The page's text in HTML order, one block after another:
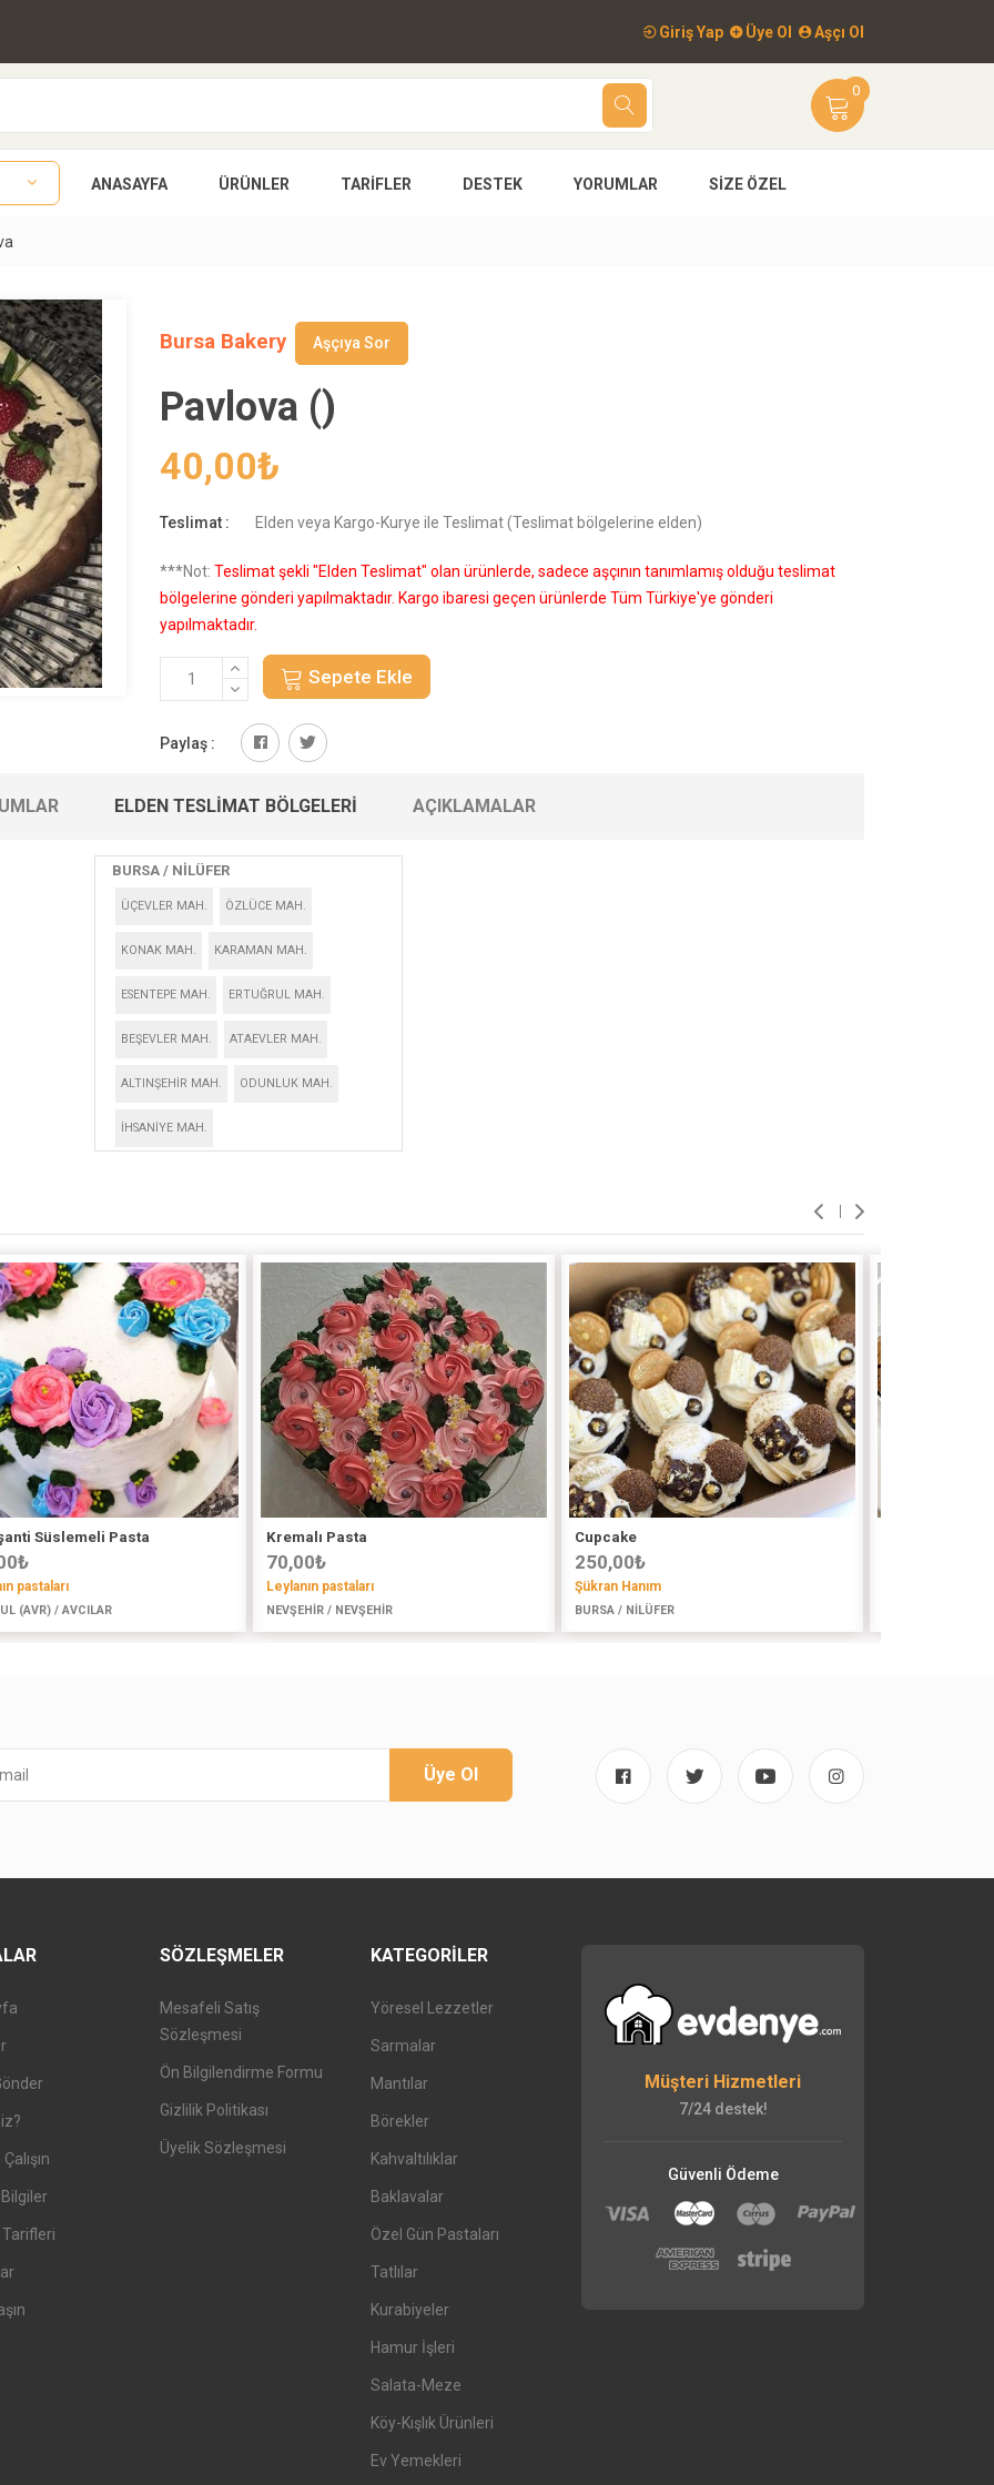
Giriş Yap Üye Ol Aşçı Ol
0
ANASAYFA ÜRÜNLER TARIFLER DESTEK YORUMLAR SIZE ÖZEL
Bursa Bakery Aşçıya Sor
Pavlova ()
40,00₺
Teslimat : Elden veya Kargo-Kurye ile Teslimat (Teslimat bölgelerine elden)
***Not: Teslimat şekli "Elden Teslimat" olan ürünlerde, sadece aşçının tanımlamış olduğu teslimat
bölgelerine gönderi yapılmaktadır. Kargo ibaresi geçen ürünlerde Tüm Türkiye'ye gönderi
yapılmaktadır.
Sepete Ekle
Paylaş :
ELDEN TESLIMAT BÖLGELERI AÇIKLAMALAR
BURSA / NİLÜFER
ÜÇEVLER MAH. ÖZLÜCE MAH.
KONAK MAH. KARAMAN MAH.
ESENTEPE MAH. ERTUĞRUL MAH.
BEŞEVLER MAH. ATAEVLER MAH.
ALTINŞEHİR MAH. ODUNLUK MAH.
İHSANİYE MAH.
Süslemeli Pasta
₺
pastaları
(AVR) / AVCILAR
Kremalı Pasta
70,00₺
Leylanın pastaları
NEVŞEHİR / NEVŞEHİR
Cupcake
250,00₺
Şükran Hanım
BURSA / NİLÜFER
Üye Ol
Bilgiler
SÖZLEŞMELER
Mesafeli Satış
Sözleşmesi
Ön Bilgilendirme Formu
Gizlilik Politikası
Üyelik Sözleşmesi
KATEGORILER
Yöresel Lezzetler
Sarmalar
Mantılar
Börekler
Kahvaltılıklar
Baklavalar
Özel Gün Pastaları
Tatlılar
Kurabiyeler
Hamur İşleri
Salata-Meze
Köy-Kışlık Ürünleri
Ev Yemekleri
Müşteri Hizmetleri
7/24 destek!
Güvenli Ödeme